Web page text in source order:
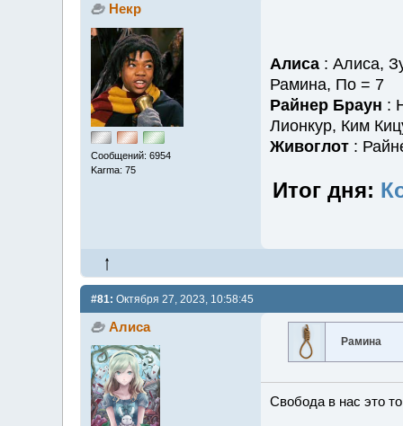
Некр
Сообщений: 6954
Karma: 75
Алиса: Алиса,
Рамина, По = 7
Райнер Браун :
Лионкур, Ким
Живоглот:
Итог дня:
#81: Октября 27, 2023, 10:58:45
Алиса
Рамина
Свобода в нас это